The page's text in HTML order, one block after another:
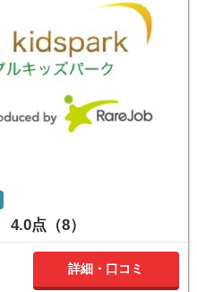
4.0点（8）
詳細・口コミ